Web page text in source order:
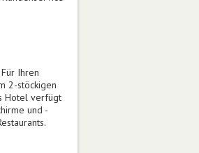
Ihren
2-stöckigen
Hotel verfügt
und -